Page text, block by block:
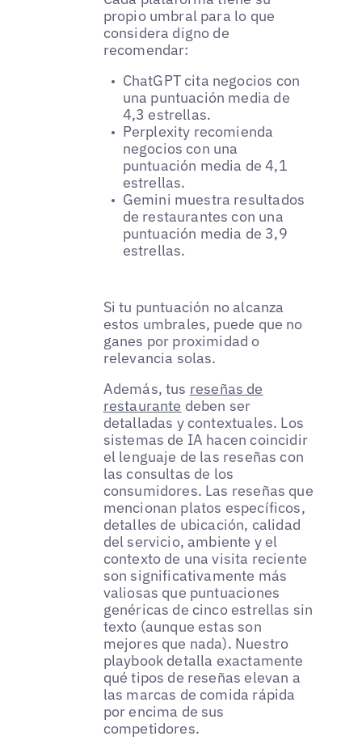
propio umbral para lo que
considera digno de
recomendar:
ChatGPT cita negocios con
una puntuación media de
4,3 estrellas.
Perplexity recomienda
negocios con una
puntuación media de 4,1
estrellas.
Gemini muestra resultados
de restaurantes con una
puntuación media de 3,9
estrellas.
Si tu puntuación no alcanza
estos umbrales, puede que no
ganes por proximidad o
relevancia solas.
Además, tus reseñas de
restaurante deben ser
detalladas y contextuales. Los
sistemas de IA hacen coincidir
el lenguaje de las reseñas con
las consultas de los
consumidores. Las reseñas que
mencionan platos específicos,
detalles de ubicación, calidad
del servicio, ambiente y el
contexto de una visita reciente
son significativamente más
valiosas que puntuaciones
genéricas de cinco estrellas sin
texto (aunque estas son
mejores que nada). Nuestro
playbook detalla exactamente
qué tipos de reseñas elevan a
las marcas de comida rápida
por encima de sus
competidores.